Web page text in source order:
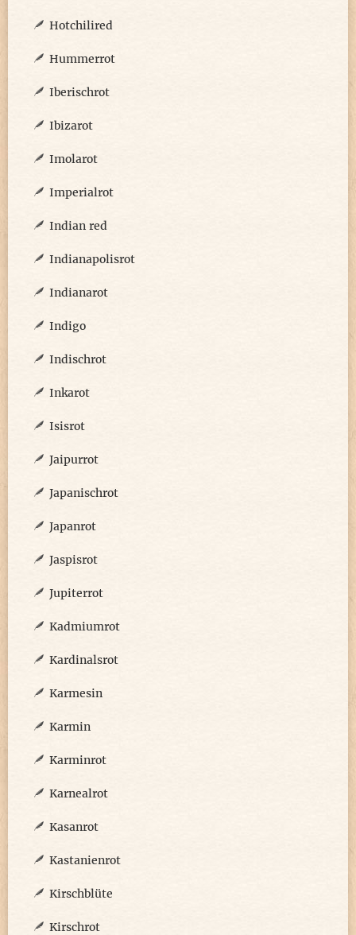
Hotchilired
Hummerrot
Iberischrot
Ibizarot
Imolarot
Imperialrot
Indian red
Indianapolisrot
Indianarot
Indigo
Indischrot
Inkarot
Isisrot
Jaipurrot
Japanischrot
Japanrot
Jaspisrot
Jupiterrot
Kadmiumrot
Kardinalsrot
Karmesin
Karmin
Karminrot
Karnealrot
Kasanrot
Kastanienrot
Kirschblüte
Kirschrot